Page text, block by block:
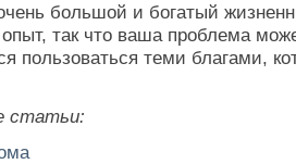
большой и богатый
так что ваша проблема
пользоваться теми благами,
статьи: